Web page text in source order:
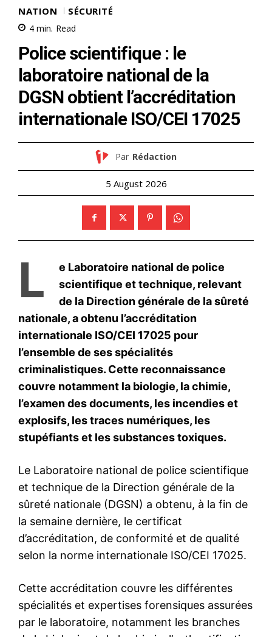
le1.ma
l'intelligence de
l'information
S'ABONNER MAINTENANT
À propos
Nous contacter